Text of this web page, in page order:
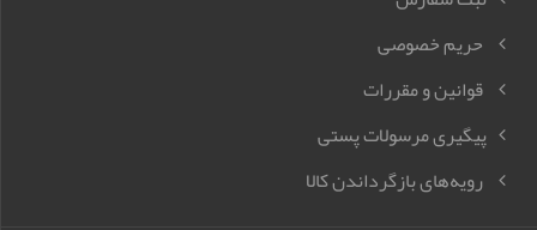
حریم خصوصی
قوانین و مقررات
پیگیری مرسولات پستی
رویه‌های بازگرداندن کالا